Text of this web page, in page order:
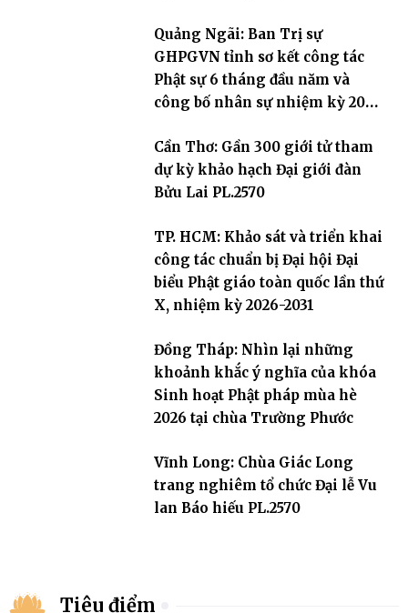
Quảng Ngãi: Ban Trị sự
GHPGVN tỉnh sơ kết công tác
Phật sự 6 tháng đầu năm và
công bố nhân sự nhiệm kỳ 2026
Cần Thơ: Gần 300 giới tử tham
dự kỳ khảo hạch Đại giới đàn
Bửu Lai PL.2570
TP. HCM: Khảo sát và triển khai
công tác chuẩn bị Đại hội Đại
biểu Phật giáo toàn quốc lần thứ
X, nhiệm kỳ 2026-2031
Đồng Tháp: Nhìn lại những
khoảnh khắc ý nghĩa của khóa
Sinh hoạt Phật pháp mùa hè
2026 tại chùa Trường Phước
Vĩnh Long: Chùa Giác Long
trang nghiêm tổ chức Đại lễ Vu
lan Báo hiếu PL.2570
Tiêu điểm